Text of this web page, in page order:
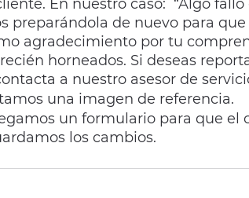
En nuestro caso:  “Algo
preparándola de nuevo para
agradecimiento por tu
horneados. Si deseas
a nuestro asesor de
una imagen de referencia.
un formulario para que el
los cambios.